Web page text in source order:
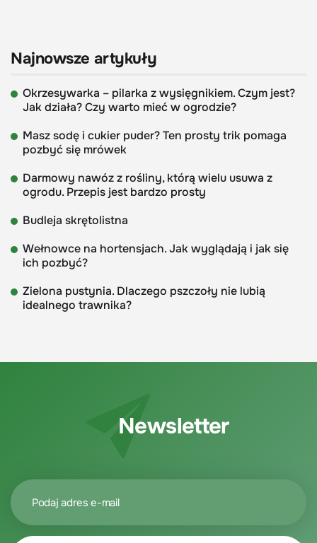
Najnowsze artykuły
Okrzesywarka – pilarka z wysięgnikiem. Czym jest?
Jak działa? Czy warto mieć w ogrodzie?
Masz sodę i cukier puder? Ten prosty trik pomaga
pozbyć się mrówek
Darmowy nawóz z rośliny, którą wielu usuwa z
ogrodu. Przepis jest bardzo prosty
Budleja skrętolistna
Wełnowce na hortensjach. Jak wyglądają i jak się
ich pozbyć?
Zielona pustynia. Dlaczego pszczoły nie lubią
idealnego trawnika?
Newsletter